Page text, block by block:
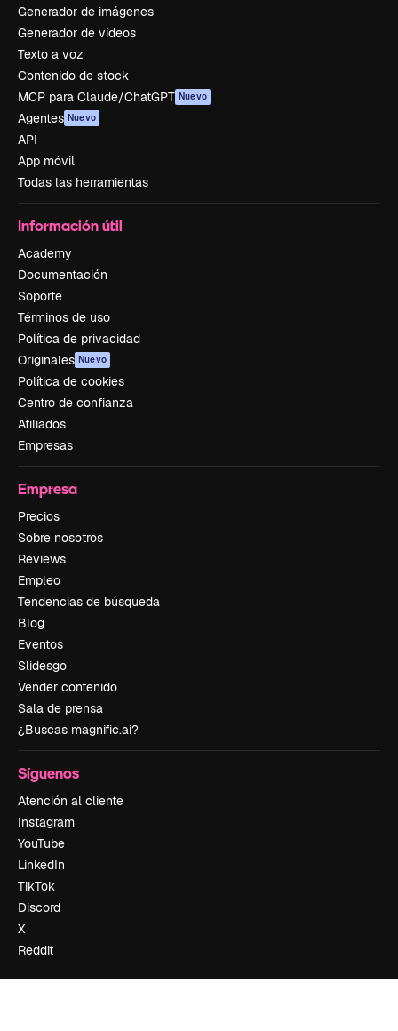
Generador de imágenes
Generador de vídeos
Texto a voz
Contenido de stock
MCP para Claude/ChatGPT Nuevo
Agentes Nuevo
API
App móvil
Todas las herramientas
Información útil
Academy
Documentación
Soporte
Términos de uso
Política de privacidad
Originales Nuevo
Política de cookies
Centro de confianza
Afiliados
Empresas
Empresa
Precios
Sobre nosotros
Reviews
Empleo
Tendencias de búsqueda
Blog
Eventos
Slidesgo
Vender contenido
Sala de prensa
¿Buscas magnific.ai?
Síguenos
Atención al cliente
Instagram
YouTube
LinkedIn
TikTok
Discord
X
Reddit